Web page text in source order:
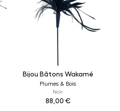
Bijou Bâtons Wakamé
Plumes & Bois
Noir
88,00 €